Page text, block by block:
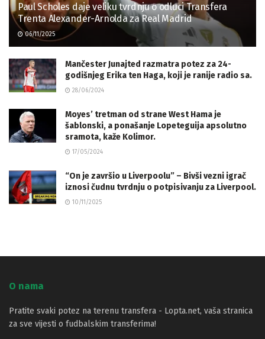
Paul Scholes daje veliku tvrdnju o odluci Transfera
Trenta Alexander-Arnolda za Real Madrid
06/11/2025
Mančester Junajted razmatra potez za 24-
godišnjeg Erika ten Haga, koji je ranije radio sa.
28/06/2024
Moyes’ tretman od strane West Hama je
šablonski, a ponašanje Lopeteguija apsolutno
sramota, kaže Kolimor.
17/05/2024
“On je završio u Liverpoolu” – Bivši vezni igrač
iznosi čudnu tvrdnju o potpisivanju za Liverpool.
10/11/2025
O nama
Pratite svaki potez na terenu transfera - Lopta.net, vaša stranica
za sve vijesti o fudbalskim transferima!